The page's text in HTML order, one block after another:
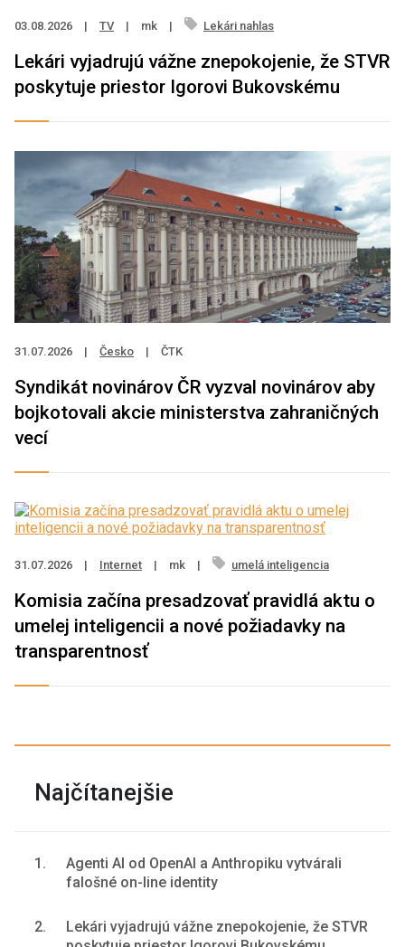
03.08.2026 | TV | mk | Lekári nahlas
Lekári vyjadrujú vážne znepokojenie, že STVR
poskytuje priestor Igorovi Bukovskému
31.07.2026 | Česko | ČTK
Syndikát novinárov ČR vyzval novinárov aby
bojkotovali akcie ministerstva zahraničných
vecí
31.07.2026 | Internet | mk | umelá inteligencia
Komisia začína presadzovať pravidlá aktu o
umelej inteligencii a nové požiadavky na
transparentnosť
Najčítanejšie
1.
Agenti AI od OpenAI a Anthropiku vytvárali
falošné on-line identity
2.
Lekári vyjadrujú vážne znepokojenie, že STVR